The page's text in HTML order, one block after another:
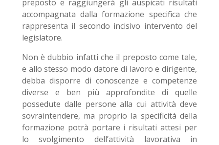
preposto e raggiungerà gli auspicati risultati
accompagnata dalla formazione specifica che
rappresenta il secondo incisivo intervento del
legislatore.
Non è dubbio infatti che il preposto come tale,
e allo stesso modo datore di lavoro e dirigente,
debba disporre di conoscenze e competenze
diverse e ben più approfondite di quelle
possedute dalle persone alla cui attività deve
sovraintendere, ma proprio la specificità della
formazione potrà portare i risultati attesi per
lo svolgimento dell’attività lavorativa in